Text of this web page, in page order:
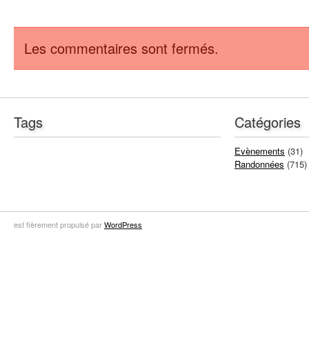
Les commentaires sont fermés.
Tags Catégories
Evènements (31)
Randonnées (715)
est fièrement propulsé parWordPress